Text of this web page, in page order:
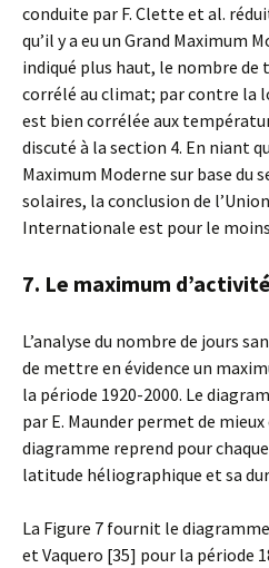
conduite par F. Clette et al.
qu’il y a eu un Grand Maximum
indiqué plus haut, le nombre de
corrélé au climat; par contre la
est bien corrélée aux
discuté à la section 4. En niant
Maximum Moderne sur base du
solaires, la conclusion de
Internationale est pour le
7. Le maximum
L’analyse du nombre de jours
de mettre en évidence un
la période 1920-2000. Le
par E. Maunder permet de
diagramme reprend pour
latitude héliographique et sa
La Figure 7 fournit le
et Vaquero [35] pour la période